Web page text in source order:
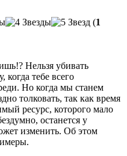
(1
Нельзя убивать
когда тебе всего
Но когда мы станем
толковать, так как время
ресурс, которого мало
останется у
изменить. Об этом